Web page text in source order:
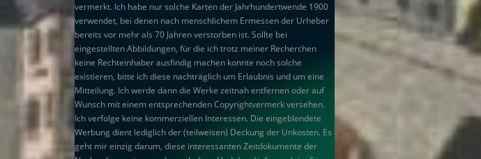
vermerkt. Ich habe nur solche Karten der Jahrhundertwende 1900
verwendet, bei denen nach menschlichem Ermessen der Urheber
bereits vor mehr als 70 Jahren verstorben ist. Sollte bei
eingestellten Abbildungen, für die ich trotz meiner Recherchen
keine Rechteinhaber ausfindig machen konnte noch solche
existieren, bitte ich diese nachträglich um Erlaubnis und um eine
Mitteilung. Ich werde dann die Werke zeitnah entfernen oder auf
Wunsch mit einem entsprechenden Copyrightvermerk versehen.
Ich verfolge keine kommerziellen Interessen. Die eingeblendete
Werbung dient lediglich der (teilweisen) Deckung der Unkosten. Es
geht mir einzig darum, diese interessanten Zeitdokumente der